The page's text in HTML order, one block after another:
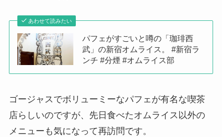
あわせて読みたい
パフェがすごいと噂の「珈琲西
武」の新宿オムライス。 #新宿ラ
ンチ #分煙 #オムライス部
ゴージャスでボリューミーなパフェが有名な喫茶
店らしいのですが、先日食べたオムライス以外の
メニューも気になって再訪問です。